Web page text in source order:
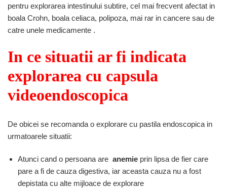
pentru explorarea intestinului subtire, cel mai frecvent afectat in
boala Crohn, boala celiaca, polipoza, mai rar in cancere sau de
catre unele medicamente .
In ce situatii ar fi indicata
explorarea cu capsula
videoendoscopica
De obicei se recomanda o explorare cu pastila endoscopica in
urmatoarele situatii:
Atunci cand o persoana are anemie prin lipsa de fier care
pare a fi de cauza digestiva, iar aceasta cauza nu a fost
depistata cu alte mijloace de explorare